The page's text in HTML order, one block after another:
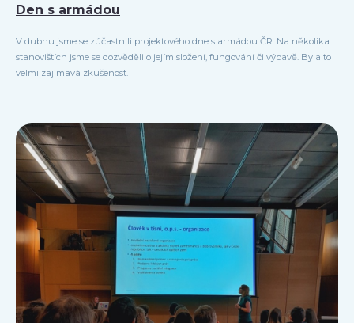
Den s armádou
V dubnu jsme se zúčastnili projektového dne s armádou ČR. Na několika
stanovištích jsme se dozvěděli o jejím složení, fungování či výbavě. Byla to
velmi zajímavá zkušenost.